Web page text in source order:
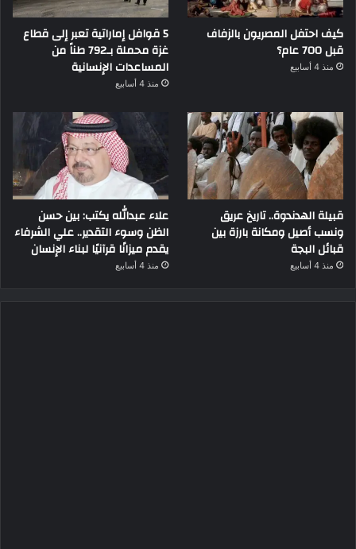
كيف احتفل المصريون بالزفاف
قبل 700 عام؟
منذ 4 أسابيع
5 قوافل إماراتية تعبر إلى قطاع
غزة محملة بـ792 طناً من
المساعدات الإنسانية
منذ 4 أسابيع
قبيلة الهدندوة.. تاريخ عريق
ونسب أصيل ومكانة بارزة بين
قبائل البجة
منذ 4 أسابيع
علاء عبدالله يكتب: بين حسن
الظن وسوء التقدير.. علي الشرفاء
يقدم ميزانًا قرآنيًا لبناء الإنسان
منذ 4 أسابيع